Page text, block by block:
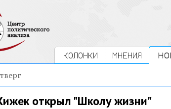
КОЛОНКИ МНЕНИЯ
открыл "Школу жизни"